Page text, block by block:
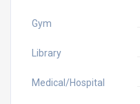
Gym
Library
Medical/Hospital